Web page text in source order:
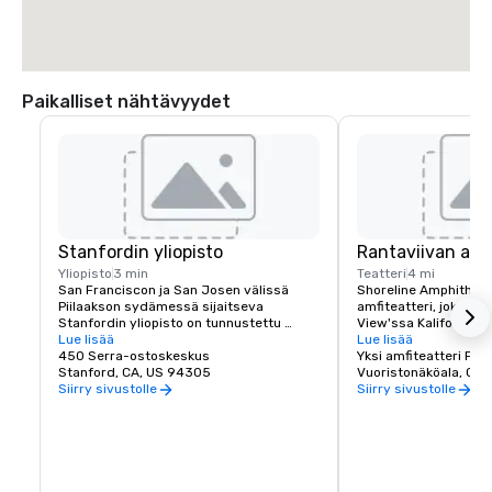
Paikalliset nähtävyydet
Stanfordin yliopisto
Yliopisto 3 min
San Franciscon ja San Josen välissä
Piilaakson sydämessä sijaitseva
Stanfordin yliopisto on tunnustettu
yhdeksi maailman johtavista tutkimus- ja
opetuslaitoksista.
Lue lisää
450 Serra-ostoskeskus
Stanford, CA, US 94305
Siirry sivustolle
Rantaviivan
Teatteri4 mi
Shoreline
amfiteatteri, joka
View'ssa
lahden alueella.
500.
Lue lisää
Yksi amfiteatteri
Vuoristonäköala, CA
Siirry sivustolle